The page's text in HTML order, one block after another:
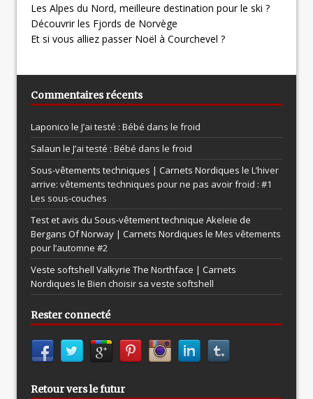
Les Alpes du Nord, meilleure destination pour le ski ?
Découvrir les Fjords de Norvège
Et si vous alliez passer Noël à Courchevel ?
Commentaires récents
Laponico le J’ai testé : Bébé dans le froid
Salaun le J’ai testé : Bébé dans le froid
Sous-vêtements techniques | Carnets Nordiques le L’hiver
arrive: vêtements techniques pour ne pas avoir froid : #1
Les sous-couches
Test et avis du Sous-vêtement technique Akeleie de
Bergans Of Norway | Carnets Nordiques le Mes vêtements
pour l’automne #2
Veste softshell Valkyrie The Northface | Carnets
Nordiques le Bien choisir sa veste softshell
Rester connecté
Retour vers le futur